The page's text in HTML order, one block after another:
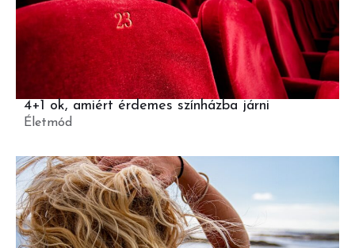
4+1 ok, amiért érdemes színházba járni
Életmód